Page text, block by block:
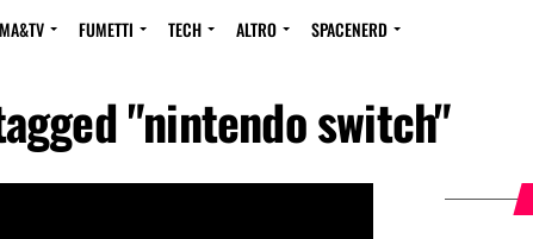
FUMETTI TECH ALTRO SPACENERD
"nintendo switch"